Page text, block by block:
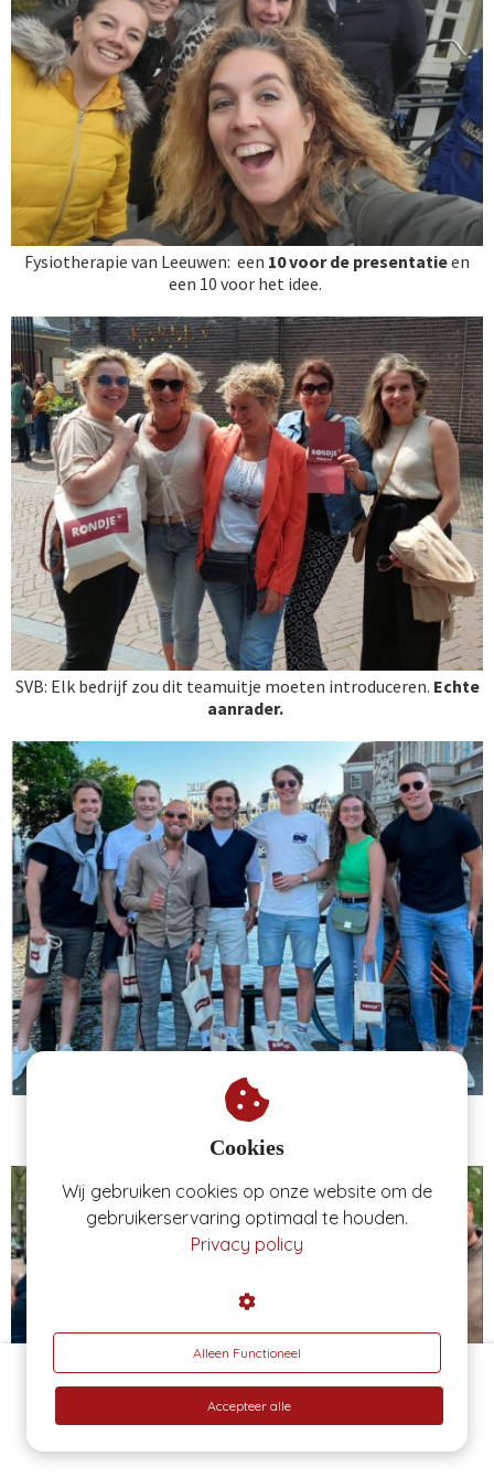
Fysiotherapie van Leeuwen: een 10voor de presentatieen
een 10 voor het idee.
SVB: Elk bedrijf zou dit teamuitje moeten introduceren. Echte
aanrader.
Studentenbureau: we hebben het inmiddels
Even online sparren?
Beoordeeld met 4.9 sterren
Cookies
Wij gebruiken cookies op onze website om de
gebruikerservaring optimaal te houden.
Privacy policy
Alleen Functioneel
Accepteer alle